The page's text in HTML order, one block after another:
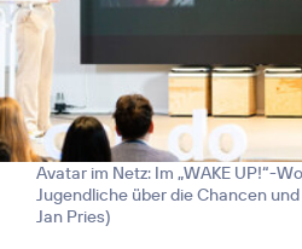
Avatar im Netz: Im „WAKE UP!“-
Jugendliche über die Chancen und
Jan Pries)